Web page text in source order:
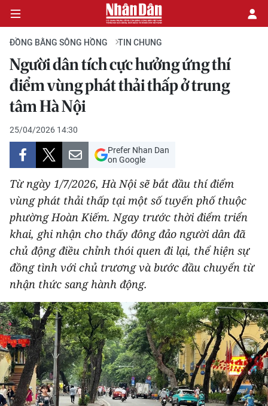
CHÍNH TRỊ
KINH TẾ
VĂN HÓA
XÃ HỘI
PHÁP LUẬT
DU LỊCH
THẾ GIỚI
THỂ THAO
GIÁO DỤC
Y TẾ
KHOA HỌC - CÔNG NGHỆ
MÔI TRƯỜNG
ĐỒNG BẰNG SÔNG HỒNG TIN CHUNG
Người dân tích cực hưởng ứng thí
điểm vùng phát thải thấp ở trung
tâm Hà Nội
25/04/2026 14:30
Prefer Nhan Dan
on Google
Từ ngày 1/7/2026, Hà Nội sẽ bắt đầu thí điểm
vùng phát thải thấp tại một số tuyến phố thuộc
phường Hoàn Kiếm. Ngay trước thời điểm triển
khai, ghi nhận cho thấy đông đảo người dân đã
chủ động điều chỉnh thói quen đi lại, thể hiện sự
đồng tình với chủ trương và bước đầu chuyển từ
nhận thức sang hành động.